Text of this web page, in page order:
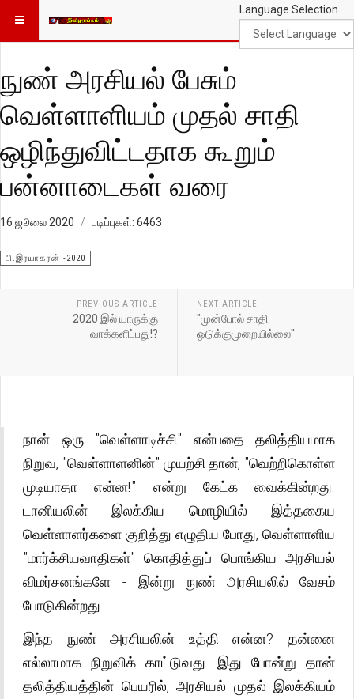
Language Selection
நுண் அரசியல் பேசும்
வெள்ளாளியம் முதல் சாதி
ஒழிந்துவிட்டதாக கூறும்
பன்னாடைகள் வரை
16 ஜூலை 2020 படிப்புகள்: 6463
பி.இரயாகரன் -2020
PREVIOUS ARTICLE
2020 இல் யாருக்கு
வாக்களிப்பது!?
NEXT ARTICLE
"முன்போல் சாதி
ஒடுக்குமுறையில்லை"
நான் ஒரு "வெள்ளாடிச்சி" என்பதை தலித்தியமாக
நிறுவ, "வெள்ளாளனின்" முயற்சி தான், "வெற்றிகொள்ள
முடியாதா என்ன!" என்று கேட்க வைக்கின்றது.
டானியலின் இலக்கிய மொழியில் இத்தகைய
வெள்ளாளர்களை குறித்து எழுதிய போது, வெள்ளாளிய
"மார்க்சியவாதிகள்" கொதித்துப் பொங்கிய அரசியல்
விமர்சனங்களே - இன்று நுண் அரசியலில் வேசம்
போடுகின்றது.
இந்த நுண் அரசியலின் உத்தி என்ன? தன்னை
எல்லாமாக நிறுவிக் காட்டுவது. இது போன்று தான்
தலித்தியத்தின் பெயரில், அரசியல் முதல் இலக்கியம்